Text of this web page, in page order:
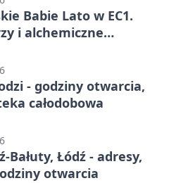
Babie Lato w EC1.
i alchemiczne
- godziny otwarcia,
całodobowa
Bałuty, Łódź - adresy,
otwarcia